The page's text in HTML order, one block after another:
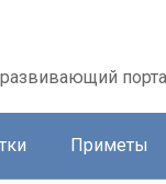
Приметы